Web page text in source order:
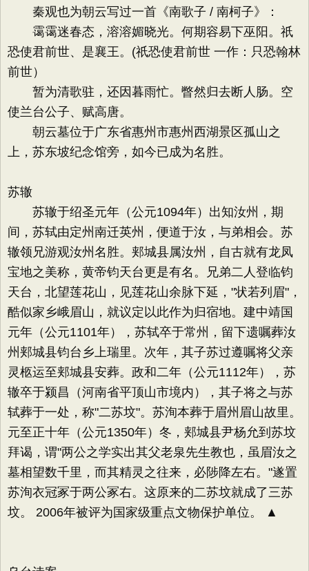
秦观也为朝云写过一首《南歌子 / 南柯子》：
霭霭迷春态，溶溶媚晓光。何期容易下巫阳。祇
恐使君前世、是襄王。(祇恐使君前世 一作：只恐翰林
前世）
暂为清歌驻，还因暮雨忙。瞥然归去断人肠。空
使兰台公子、赋高唐。
朝云墓位于广东省惠州市惠州西湖景区孤山之
上，苏东坡纪念馆旁，如今已成为名胜。
苏辙
苏辙于绍圣元年（公元1094年）出知汝州，期
间，苏轼由定州南迁英州，便道于汝，与弟相会。苏
辙领兄游观汝州名胜。郏城县属汝州，自古就有龙凤
宝地之美称，黄帝钧天台更是有名。兄弟二人登临钧
天台，北望莲花山，见莲花山余脉下延，"状若列眉"，
酷似家乡峨眉山，就议定以此作为归宿地。建中靖国
元年（公元1101年），苏轼卒于常州，留下遗嘱葬汝
州郏城县钧台乡上瑞里。次年，其子苏过遵嘱将父亲
灵柩运至郏城县安葬。政和二年（公元1112年），苏
辙卒于颍昌（河南省平顶山市境内），其子将之与苏
轼葬于一处，称"二苏坟"。苏洵本葬于眉州眉山故里。
元至正十年（公元1350年）冬，郏城县尹杨允到苏坟
拜谒，谓"两公之学实出其父老泉先生教也，虽眉汝之
墓相望数千里，而其精灵之往来，必陟降左右。"遂置
苏洵衣冠冢于两公冢右。这原来的二苏坟就成了三苏
坟。 2006年被评为国家级重点文物保护单位。 ▲